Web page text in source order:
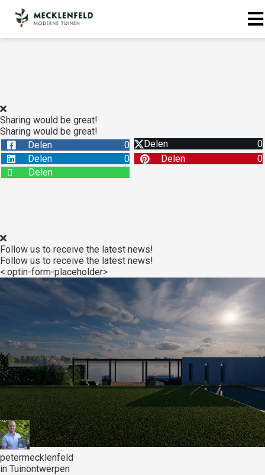
Sharing would be great!
Sharing would be great!
Delen
0 Delen
0
Delen
0 Delen
0
Delen
Follow us to receive the latest news!
Follow us to receive the latest news!
<:optin-form-placeholder>
petermecklenfeld
in Tuinontwerpen